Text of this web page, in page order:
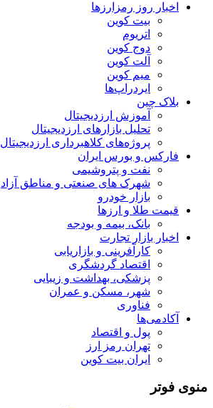
اخبار روز رمزارزها
بیت کوین
اتریوم
دوج کوین
آلت کوین
میم کوین‌
ایردراپ‌ها
بلاک چین
آموزش ارزدیجیتال
تحلیل بازارهای ارزدیجیتال
پروژه‌های کلاهبرداری ارزدیجیتال
فارکس و بورس ایران
نفت و پتروشیمی
شهرک های صنعتی و مناطق آزاد
بازار خودرو
قیمت طلا و ارزها
بانک، بیمه و بودجه
اخبار بازار تجارت
کارآفرینی و بازاریابی
اقتصاد گردشگری
پزشکی، بهداشت و زیبایی
شهر، مسکن و عمران
فناوری
آکادمی‌ها
پول و اقتصاد
تهران رمز ارز
ایران بیت کوین
منوی فوتر